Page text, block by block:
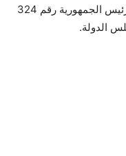
عددها الصادر بتاريخ 10-8-2015 ، قرار رئيس الجمهورية رقم 324